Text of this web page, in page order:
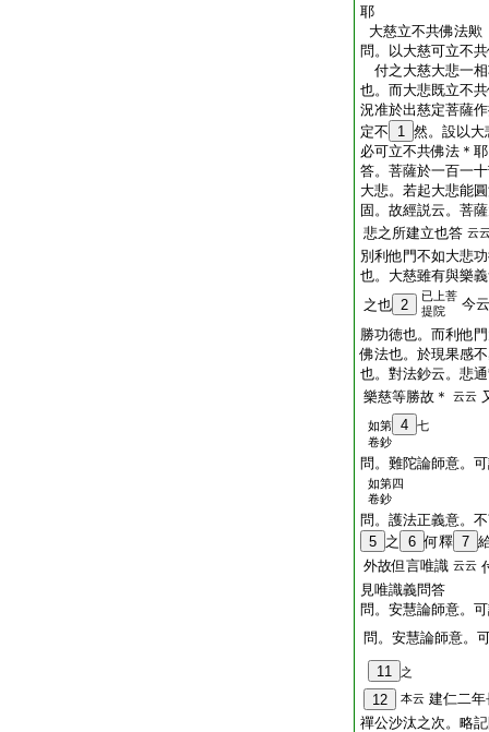
耶
大慈立不共佛法歟
問。以大慈可立不
付之大慈大悲一
也。而大悲既立不
況准於出慈定菩薩
定不
1 然。設以大
必可立不共佛法＊耶
答。菩薩於一百一
大悲。若起大悲能
固。故經説云。菩
悲之所建立也答 云
別利他門不如大悲
也。大慈雖有與樂
之也 2
已上菩
提院
今
勝功徳也。而利他
佛法也。於現果感
也。對法鈔云。悲
樂慈等勝故＊
云云
如第 4
七
卷鈔
問。難陀論師意。
如第四
卷鈔
問。護法正義意。
5 之 6 何釋 7
外故但言唯識 云云
見唯識義問答
問。安慧論師意。
問。安慧論師意。
11 之
12 本云 建仁二
禪公沙汰之次。略